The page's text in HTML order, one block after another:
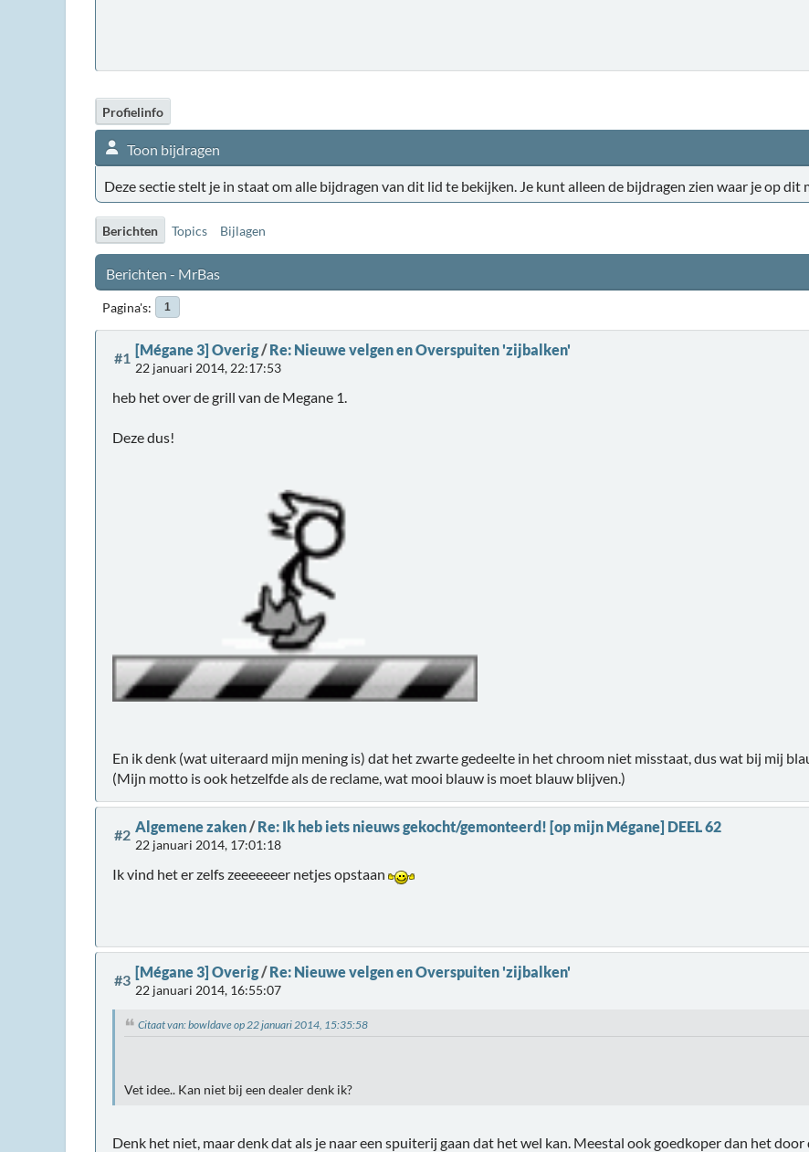
Profielinfo
Toon bijdragen
Deze sectie stelt je in staat om alle bijdragen van dit lid te bekijken. Je kunt alleen de bijdragen zien waar je op
Berichten Topics Bijlagen
Berichten - MrBas
Pagina's 1
#1 [Mégane 3] Overig/Re: Nieuwe velgen en Overspuiten 'zijbalken'
22 januari 2014, 22:17:53
heb het over de grill van de Megane 1.
Deze dus!
En ik denk (wat uiteraard mijn mening is) dat het zwarte gedeelte in het chroom niet misstaat, dus wat bij mij
(Mijn motto is ook hetzelfde als de reclame, wat mooi blauw is moet blauw blijven.)
#2 Algemene zaken/Re: Ik heb iets nieuws gekocht/gemonteerd! [op mijn Mégane] DEEL 62
22 januari 2014, 17:01:18
Ik vind het er zelfs zeeeeeeer netjes opstaan
#3 [Mégane 3] Overig/Re: Nieuwe velgen en Overspuiten 'zijbalken'
22 januari 2014, 16:55:07
Citaat van: bowldave op 22 januari 2014, 15:35:58
Vet idee.. Kan niet bij een dealer denk ik?
Denk het niet, maar denk dat als je naar een spuiterij gaan dat het wel kan. Meestal ook goedkoper dan het